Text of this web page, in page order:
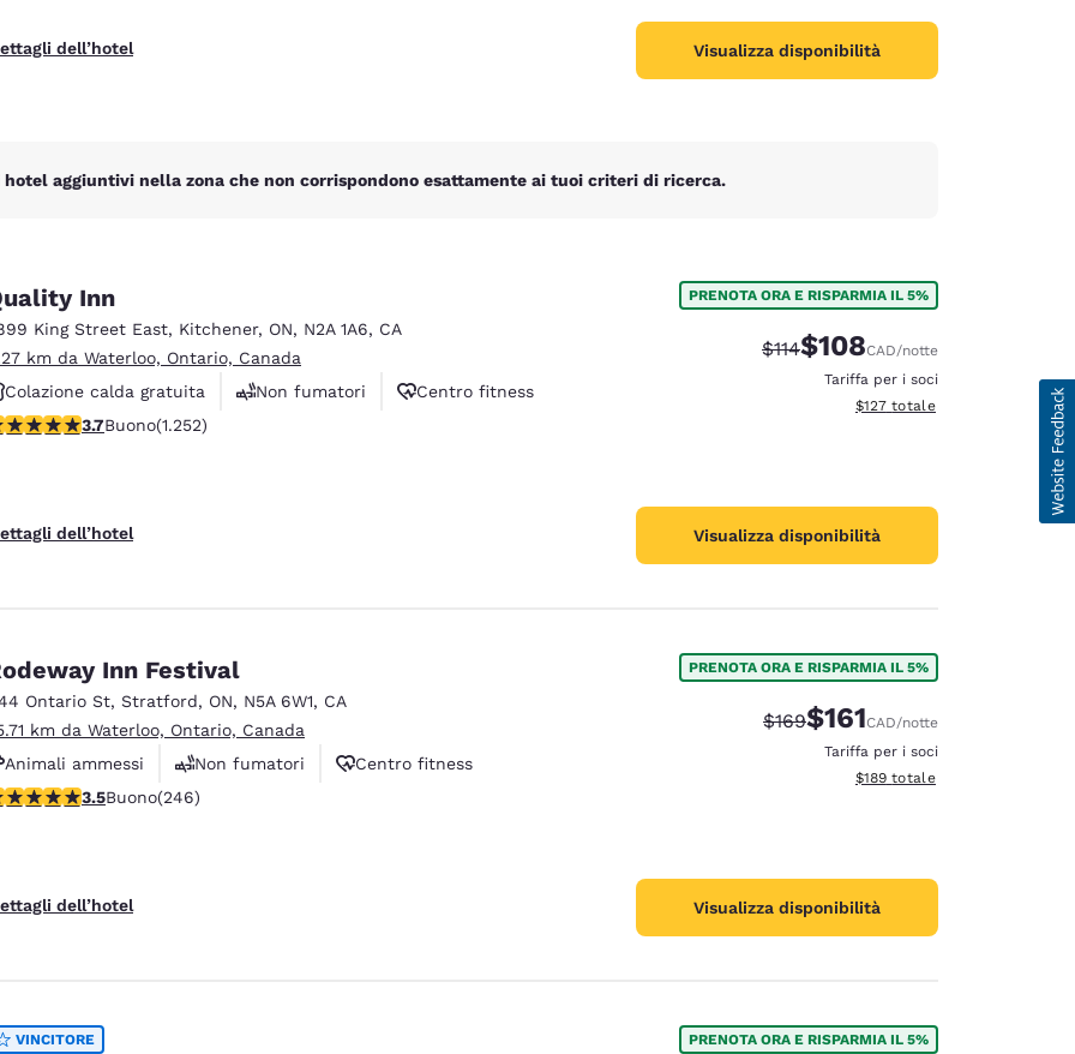
dell’hotel Visualizza disponibilità
hotel aggiuntivi nella zona che non corrispondono esattamente ai tuoi criteri di ricerca.
Inn
King Street East, Kitchener, ON, N2A 1A6, CA
km da Waterloo, Ontario, Canada
Colazione calda gratuita
Non fumatori
Centro fitness
di 3.73 stelle. Buono. 1252 recensioni
3.7Buono(1.252)
dell’hotel
PRENOTA ORA E RISPARMIA IL 5%
Tariffa di barratura:
$114Tariffa scontata:
$108CAD/notte
Tariffa per i soci
Visualizza i dettagli totali
$127 totale
Visualizza disponibilità
Inn Festival
Ontario St, Stratford, ON, N5A 6W1, CA
km da Waterloo, Ontario, Canada
Animali ammessi
Non fumatori
Centro fitness
di 3.51 stelle. Buono. 246 recensioni
3.5Buono(246)
dell’hotel
PRENOTA ORA E RISPARMIA IL 5%
Tariffa di barratura:
$169Tariffa scontata:
$161CAD/notte
Tariffa per i soci
Visualizza i dettagli totali
$189 totale
Visualizza disponibilità
VINCITORE PRENOTA ORA E RISPARMIA IL 5%